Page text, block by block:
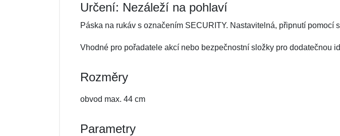
Určení: Nezáleží na pohlaví
Páska na rukáv s označením SECURITY. Nastavitelná, připnutí pomocí
Vhodné pro pořadatele akcí nebo bezpečnostní složky pro dodatečnou
Rozměry
obvod max. 44 cm
Parametry